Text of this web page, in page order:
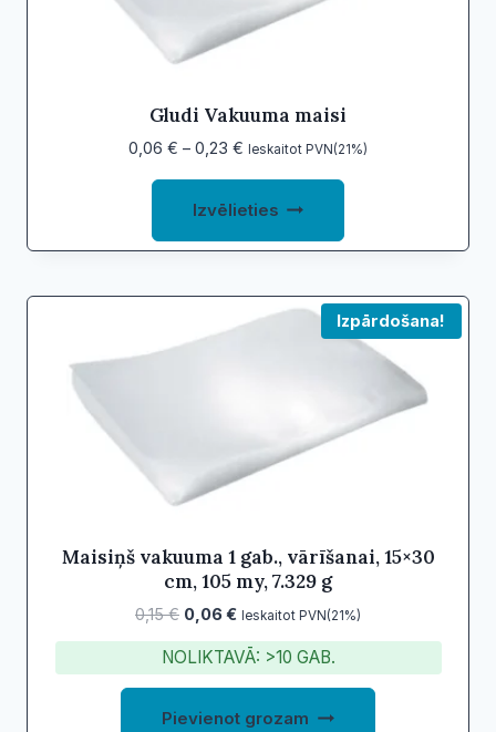
Gludi Vakuuma maisi
0,06 € – 0,23 € Price
0,06 €
0,23 €
Ieskaitot PVN(21%)
Izvēlieties
This
has
variants.
The
options
be
product
Izpārdošana!
Maisiņš vakuuma 1 gab., vārīšanai, 15×30
cm, 105 my, 7.329 g
0,15€ Original
price
was:
0,15 €.
0,06€Current
price
is:
0,06 €.
Ieskaitot PVN(21%)
NOLIKTAVĀ: >10 GAB.
Pievienot grozam